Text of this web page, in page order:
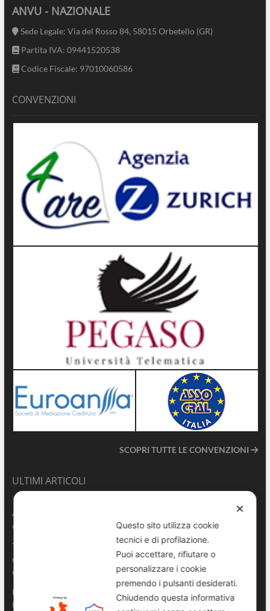
ANVU - NAZIONALE
Sede Legale: Via del Rosso 84, 58015 Orbetello (GR)
Partita IVA: 09441520538
Codice Fiscale: 97010060586
CONVENZIONI
SCOPRI TUTTE LE CONVENZIONI
ULTIMI ARTICOLI
ANVU TG | Edizione del 06.08.2026
6 Agosto 2026
Terrasini 2026: aperte le pre-iscrizioni al 6° Convegno Regionale
delle Polizie Locali Siciliane
6 Agosto 2026
Pescara, comandante della Polizia Locale di Spoltore salva un
turista colto da malore in mare
✕
Questo sito utilizza cookie
tecnici e di profilazione.
Puoi accettare, rifiutare o
personalizzare i cookie
premendo i pulsanti desiderati.
Chiudendo questa informativa